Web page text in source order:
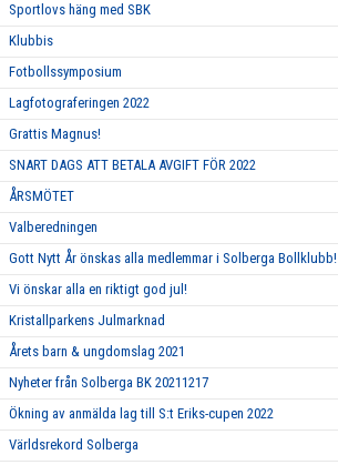
Sportlovs häng med SBK
Klubbis
Fotbollssymposium
Lagfotograferingen 2022
Grattis Magnus!
SNART DAGS ATT BETALA AVGIFT FÖR 2022
ÅRSMÖTET
Valberedningen
Gott Nytt År önskas alla medlemmar i Solberga Bollklubb!
Vi önskar alla en riktigt god jul!
Kristallparkens Julmarknad
Årets barn & ungdomslag 2021
Nyheter från Solberga BK 20211217
Ökning av anmälda lag till S:t Eriks-cupen 2022
Världsrekord Solberga